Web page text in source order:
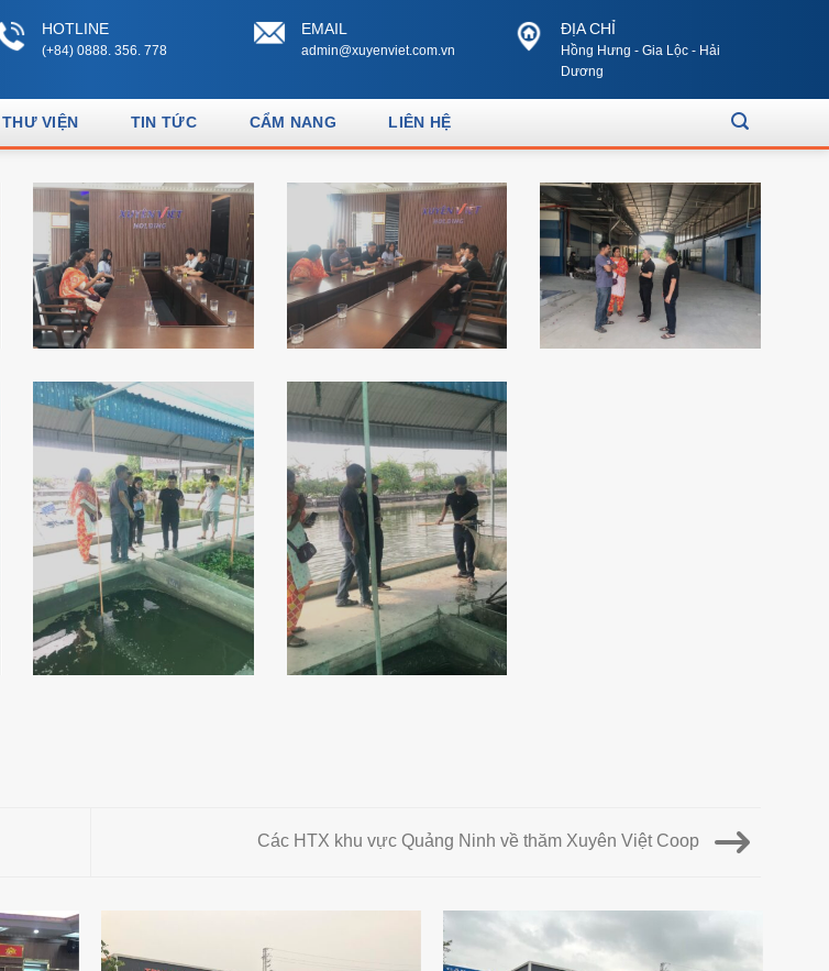
HOTLINE
(+84) 0888. 356. 778
EMAIL
admin@xuyenviet.com.vn
ĐỊA CHỈ
Hồng Hưng - Gia Lộc - Hải
Dương
THƯ VIỆN TIN TỨC CẨM NANG LIÊN HỆ
Các HTX khu vực Quảng Ninh về thăm Xuyên Việt Coop